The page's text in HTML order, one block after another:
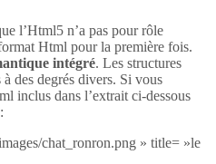
l’Html5 n’a pas pour rôle
Html pour la première fois.
intégré. Les structures
des degrés divers. Si vous
inclus dans l’extrait ci-dessous
chat_ronron.png » title= »le